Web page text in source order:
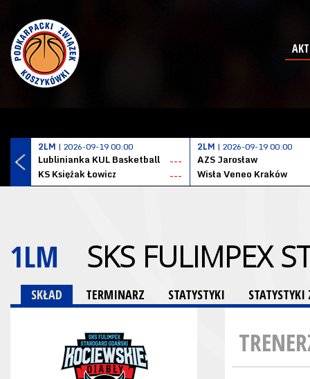
2LM | 2026-09-19 00:00
Lublinianka KUL Basketball
---
KS Księżak Łowicz
---
2LM | 2026-09-19 00:00
AZS Jarosław
Wisła Veneo Kraków
1LM SKS FULIMPEX
SKŁAD TERMINARZ STATYSTYKI